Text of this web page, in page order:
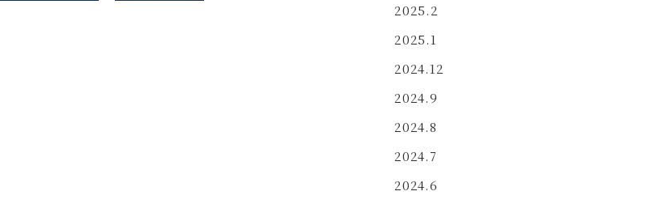
2025.2
2025.1
2024.12
2024.9
2024.8
2024.7
2024.6